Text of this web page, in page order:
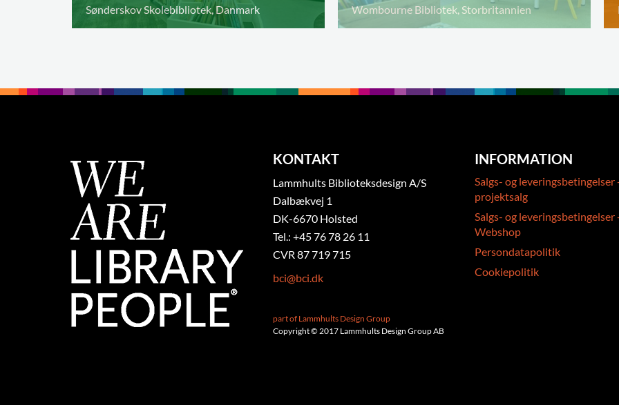
Sønderskov Skolebibliotek, Danmark Wombourne Bibliotek, Storbritannien
KONTAKT
Lammhults Biblioteksdesign A/S
Dalbækvej 1
DK-6670 Holsted
Tel.: +45 76 78 26 11
CVR 87 719 715
bci@bci.dk
part of Lammhults Design Group
Copyright © 2017 Lammhults Design Group AB
INFORMATION
Salgs- og leveringsbetingelser
projektsalg
Salgs- og leveringsbetingelser
Webshop
Persondatapolitik
Cookiepolitik